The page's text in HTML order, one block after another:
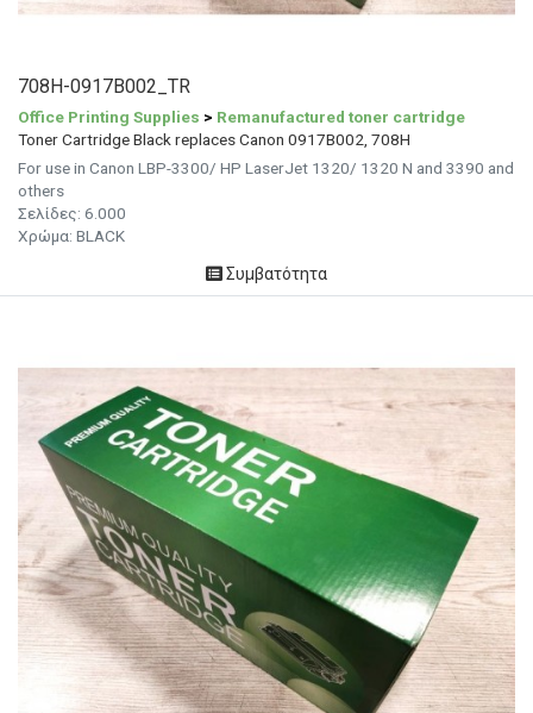
708H-0917B002_TR
Office Printing Supplies > Remanufactured toner cartridge
Toner Cartridge Black replaces Canon 0917B002, 708H
For use in Canon LBP-3300/ HP LaserJet 1320/ 1320 N and 3390 and
others
Σελίδες: 6.000
Χρώμα: BLACK
Συμβατότητα